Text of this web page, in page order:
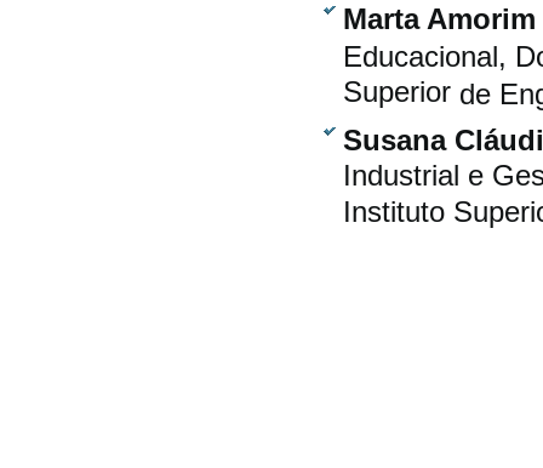
Marta
Educacional,
Superior de
Susana
Industrial e
Instituto